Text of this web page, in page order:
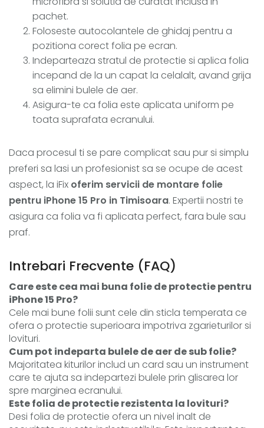
pachet.
Foloseste autocolantele de ghidaj pentru a
pozitiona corect folia pe ecran.
Indeparteaza stratul de protectie si aplica folia
incepand de la un capat la celalalt, avand grija
sa elimini bulele de aer.
Asigura-te ca folia este aplicata uniform pe
toata suprafata ecranului.
Daca procesul ti se pare complicat sau pur si simplu
preferi sa lasi un profesionist sa se ocupe de acest
aspect, la iFix oferim servicii de montare folie
pentru iPhone 15 Pro in Timisoara. Expertii nostri te
asigura ca folia va fi aplicata perfect, fara bule sau
praf.
Intrebari Frecvente (FAQ)
Care este cea mai buna folie de protectie pentru
iPhone 15 Pro?
Cele mai bune folii sunt cele din sticla temperata ce
ofera o protectie superioara impotriva zgarieturilor si
lovituri.
Cum pot indeparta bulele de aer de sub folie?
Majoritatea kiturilor includ un card sau un instrument
care te ajuta sa indepartezi bulele prin glisarea lor
spre marginea ecranului.
Este folia de protectie rezistenta la lovituri?
Desi folia de protectie ofera un nivel inalt de